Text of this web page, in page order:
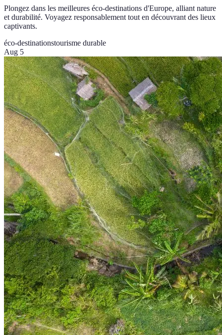
Plongez dans les meilleures éco-destinations d'Europe, alliant nature
et durabilité. Voyagez responsablement tout en découvrant des lieux
captivants.
éco-destinationstourisme durable
Aug 5